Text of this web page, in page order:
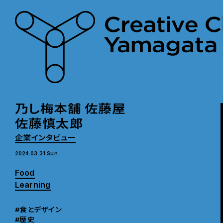
乃し梅本舗 佐藤屋
佐藤慎太郎
企業インタビュー
2024.03.31.Sun
Food
Learning
#食とデザイン
#歴史